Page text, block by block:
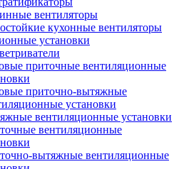
вентиляторы
кухонные вентиляторы
установки
приточные вентиляционные
приточно-вытяжные
установки
вентиляционные установки
вентиляционные
вытяжные вентиляционные